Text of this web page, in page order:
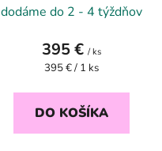
dodáme do 2 - 4 týždňov
395 € / ks
Jednotková
395 € / 1 ks
DO KOŠÍKA